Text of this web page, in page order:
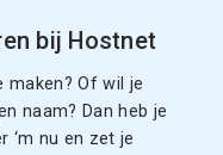
bij Hostnet
maken? Of wil je
naam? Dan heb je
‘m nu en zet je